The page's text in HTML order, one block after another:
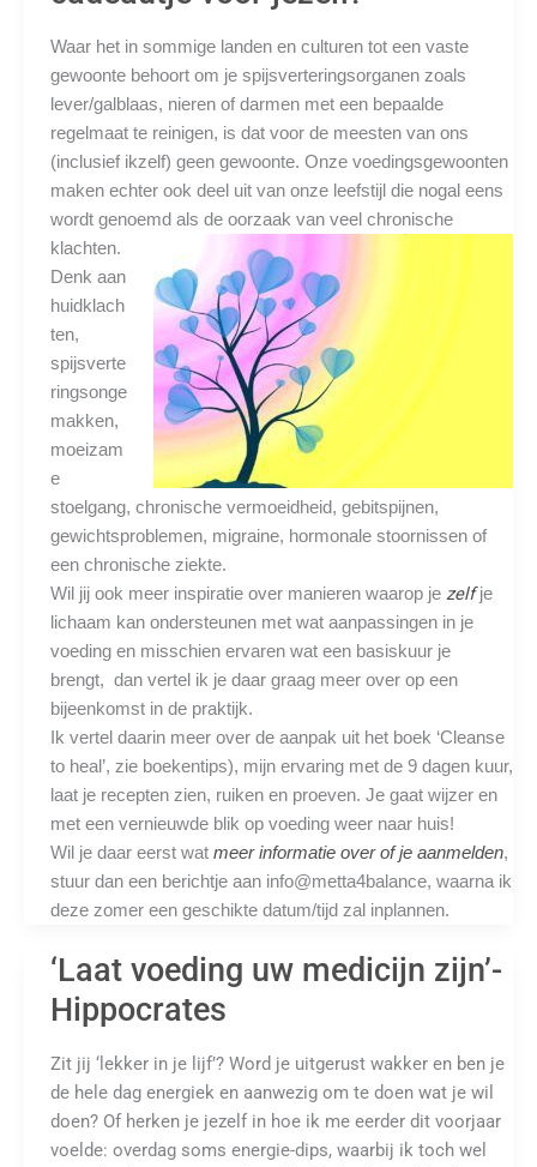
Waar het in sommige landen en culturen tot een vaste
gewoonte behoort om je spijsverteringsorganen zoals
lever/galblaas, nieren of darmen met een bepaalde
regelmaat te reinigen, is dat voor de meesten van ons
(inclusief ikzelf) geen gewoonte. Onze voedingsgewoonten
maken echter ook deel uit van onze leefstijl die nogal eens
wordt genoemd als de oorzaak van veel chronische
klachten.
Denk aan
huidklach
ten,
spijsverte
ringsonge
makken,
moeizam
e
stoelgang, chronische vermoeidheid, gebitspijnen,
gewichtsproblemen, migraine, hormonale stoornissen of
een chronische ziekte.
Wil jij ook meer inspiratie over manieren waarop je zelf je
lichaam kan ondersteunen met wat aanpassingen in je
voeding en misschien ervaren wat een basiskuur je
brengt, dan vertel ik je daar graag meer over op een
bijeenkomst in de praktijk.
Ik vertel daarin meer over de aanpak uit het boek ‘Cleanse
to heal’, zie boekentips), mijn ervaring met de 9 dagen kuur,
laat je recepten zien, ruiken en proeven. Je gaat wijzer en
met een vernieuwde blik op voeding weer naar huis!
Wil je daar eerst wat meer informatie over of je aanmelden,
stuur dan een berichtje aan info@metta4balance, waarna ik
deze zomer een geschikte datum/tijd zal inplannen.
‘Laat voeding uw medicijn zijn’-
Hippocrates
Zit jij ‘lekker in je lijf’? Word je uitgerust wakker en ben je
de hele dag energiek en aanwezig om te doen wat je wil
doen? Of herken je jezelf in hoe ik me eerder dit voorjaar
voelde: overdag soms energie-dips, waarbij ik toch wel